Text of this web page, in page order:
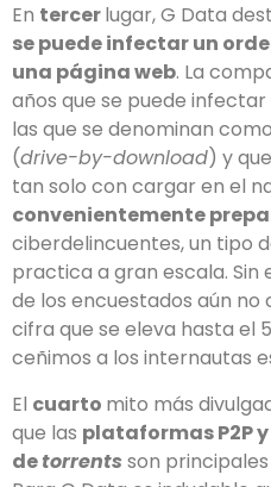
En tercerlugar, G Data
se puede infectar un
una página web. La
años que se puede
las que se denominan como
(drive-by-download) y
tan solo con cargar en el
convenientemente
ciberdelincuentes, un tipo
practica a gran escala.
de los encuestados aún no
cifra que se eleva hasta el
ceñimos a los internautas
El cuarto mito más
que las plataformas P2P
detorrents son